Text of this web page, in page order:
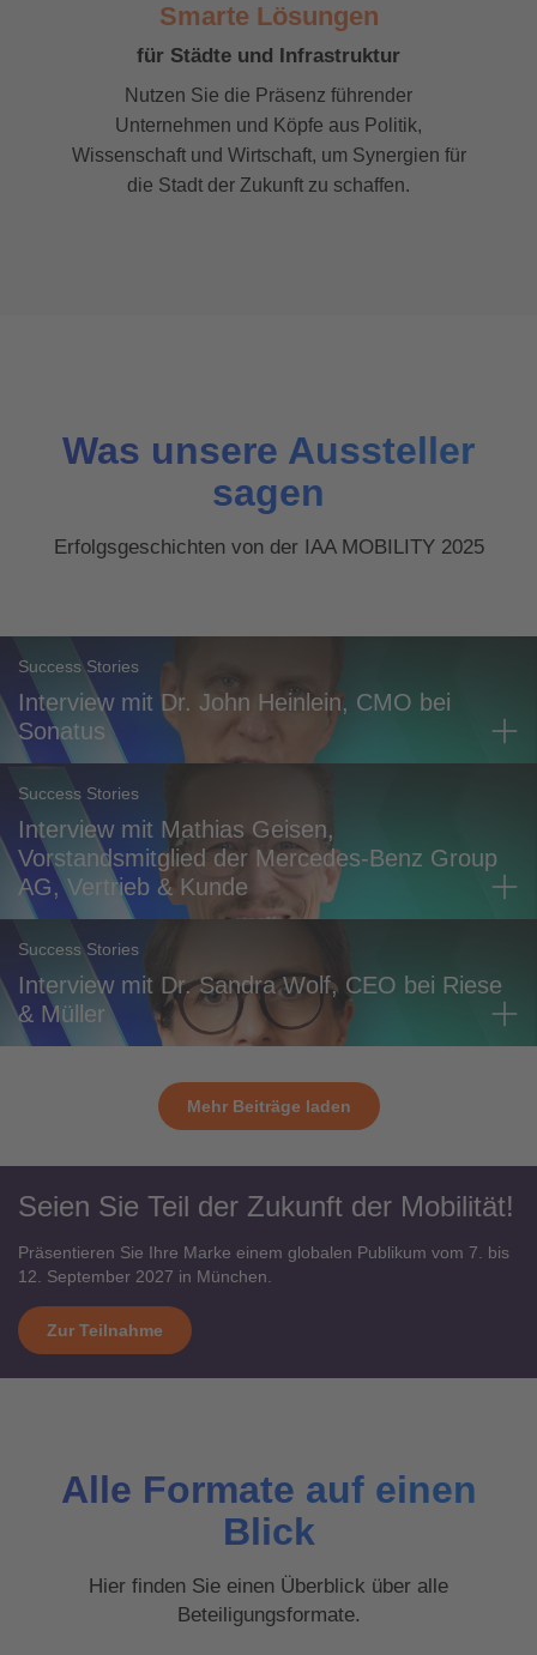
Smarte Lösungen
für Städte und Infrastruktur
Nutzen Sie die Präsenz führender
Unternehmen und Köpfe aus Politik,
Wissenschaft und Wirtschaft, um Synergien für
die Stadt der Zukunft zu schaffen.
Was unsere Aussteller
sagen
Erfolgsgeschichten von der IAA MOBILITY 2025
Success Stories
Interview mit Dr. John Heinlein, CMO bei
Sonatus
Success Stories
Interview mit Mathias Geisen,
Vorstandsmitglied der Mercedes-Benz Group
AG, Vertrieb & Kunde
Success Stories
Interview mit Dr. Sandra Wolf, CEO bei Riese
& Müller
Mehr Beiträge laden
Seien Sie Teil der Zukunft der Mobilität!
Präsentieren Sie Ihre Marke einem globalen Publikum vom 7. bis
12. September 2027 in München.
Zur Teilnahme
Alle Formate auf einen
Blick
Hier finden Sie einen Überblick über alle
Beteiligungsformate.